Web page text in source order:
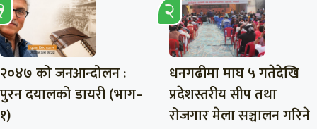
२०४७ को जनआन्दोलन :
पुरन दयालको डायरी (भाग–
१)
धनगढीमा माघ ५ गतेदेखि
प्रदेशस्तरीय सीप तथा
रोजगार मेला सञ्चालन गरिने